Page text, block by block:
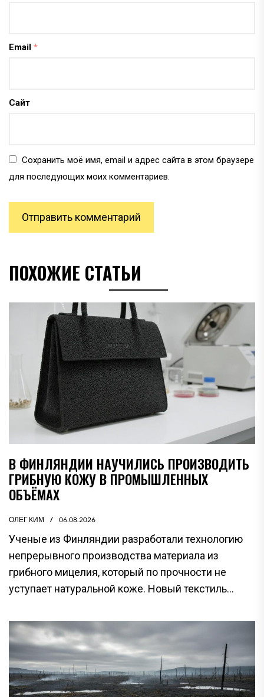
Email *
Сайт
Сохранить моё имя, email и адрес сайта в этом браузере
для последующих моих комментариев.
ПОХОЖИЕ СТАТЬИ
В ФИНЛЯНДИИ НАУЧИЛИСЬ ПРОИЗВОДИТЬ
ГРИБНУЮ КОЖУ В ПРОМЫШЛЕННЫХ
ОБЪЁМАХ
ОЛЕГ КИМ 06.08.2026
Ученые из Финляндии разработали технологию
непрерывного производства материала из
грибного мицелия, который по прочности не
уступает натуральной коже. Новый текстиль...